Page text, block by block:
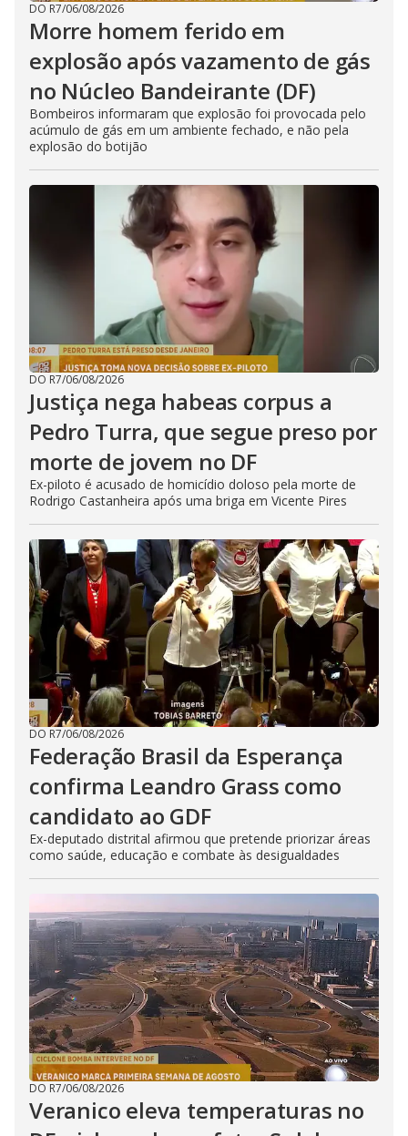
DO R7/06/08/2026
Morre homem ferido em
explosão após vazamento de gás
no Núcleo Bandeirante (DF)
Bombeiros informaram que explosão foi provocada pelo
acúmulo de gás em um ambiente fechado, e não pela
explosão do botijão
DO R7/06/08/2026
Justiça nega habeas corpus a
Pedro Turra, que segue preso por
morte de jovem no DF
Ex-piloto é acusado de homicídio doloso pela morte de
Rodrigo Castanheira após uma briga em Vicente Pires
DO R7/06/08/2026
Federação Brasil da Esperança
confirma Leandro Grass como
candidato ao GDF
Ex-deputado distrital afirmou que pretende priorizar áreas
como saúde, educação e combate às desigualdades
DO R7/06/08/2026
Veranico eleva temperaturas no